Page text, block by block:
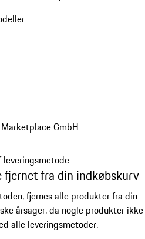
GmbH
fra din indkøbskurv
fjernes alle produkter fra din
årsager, da nogle produkter ikke
alle leveringsmetoder.